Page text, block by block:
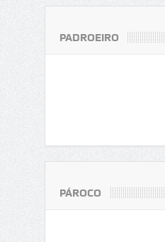
PADROEIRO
PÁROCO